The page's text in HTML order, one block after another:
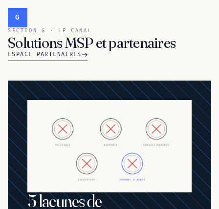
G
SECTION G · LE CANAL
Solutions MSP et partenaires
ESPACE PARTENAIRES
5 lacunes de